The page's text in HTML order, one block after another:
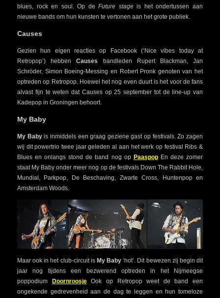
blues, rock en soul. Op deFuture stageis het ondertussen aan
nieuwe bands om hun kunsten te vertonen aan het grote publiek.
Causes
Gezien hun eigen reacties op Facebook (‘Nice vibes today at
Retropop’) hebbenCauses bandleden Rupert Blackman, Jan
Schröder, Simon Boeing-Messing en Robert Pronk genoten van het
optreden op Retropop. Hoewel het nog even duurt is het voor de fans
alvast fijn te weten dat Causes op 25 september tot de line-up van
Kadepop in Groningen behoort.
My Baby
My Babyis inmiddels een graag geziene gast op festivals. Zo zagen
wij dit powertrio twee jaar geleden al aan het werk op festival Ribs &
Blues en onlangs stond de band nog op PaaspopEn deze zomer
staat My Baby onder meer nog op de festivals Down The Rabbit Hole,
Mundial, Parkpop, De Beschaving, Zwarte Cross, Huntenpop en
Amsterdam Woods.
Maar ook in het club-circuit is My Baby ‘hot’. Dit bewezen zij begin dit
jaar nog tijdens een bezwerend optreden in het Nijmeegse
poppodium
DoornroosjeOok op Retropop weet de band een
ongekende gedrevenheid aan de dag te leggen en hun tomeloze